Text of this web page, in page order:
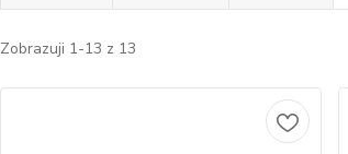
Zobrazuji 1-13 z 13